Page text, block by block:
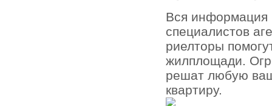
Вся информация
специалистов
риелторы
жилплощади.
решат любую
квартиру.